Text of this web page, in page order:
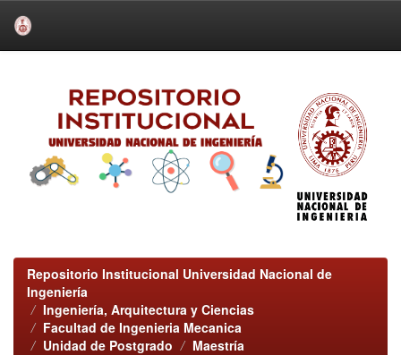
Repositorio Institucional Universidad Nacional de
Ingeniería
Ingeniería, Arquitectura y Ciencias
Facultad de Ingenieria Mecanica
Unidad de Postgrado
Maestría